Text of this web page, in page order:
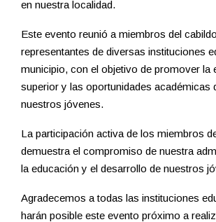
en nuestra localidad.
Este evento reunió a miembros del
representantes de diversas instituciones
municipio, con el objetivo de promover la
superior y las oportunidades académicas
nuestros jóvenes.
La participación activa de los miembros
demuestra el compromiso de nuestra
la educación y el desarrollo de nuestros
Agradecemos a todas las instituciones
harán posible este evento próximo a